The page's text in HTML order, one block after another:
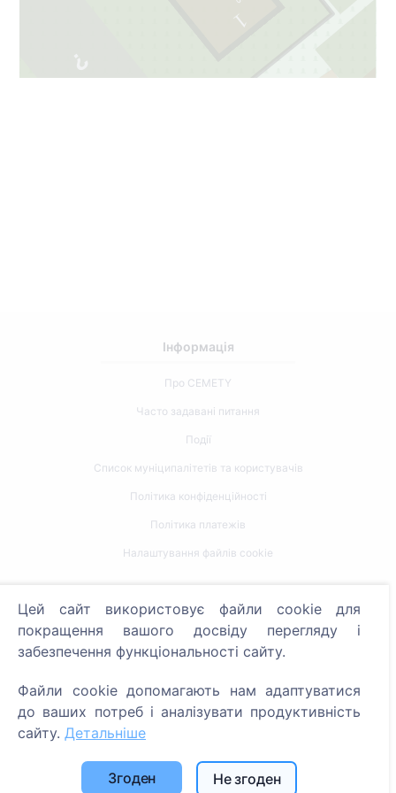
1
Інформація
Про CEMETY
Часто задавані питання
Події
Список муніципалітетів та користувачів
Політика конфіденційності
Політика платежів
Налаштування файлів cookie
Пошук померлих
Пошук кладовищ
Послуги
SIA "CEMETY", LV40103618951
Цей сайт використовує файли cookie для
покращення вашого досвіду перегляду і
забезпечення функціональності сайту.
Файли cookie допомагають нам адаптуватися
до ваших потреб і аналізувати продуктивність
сайту. Детальніше
Згоден Не згоден